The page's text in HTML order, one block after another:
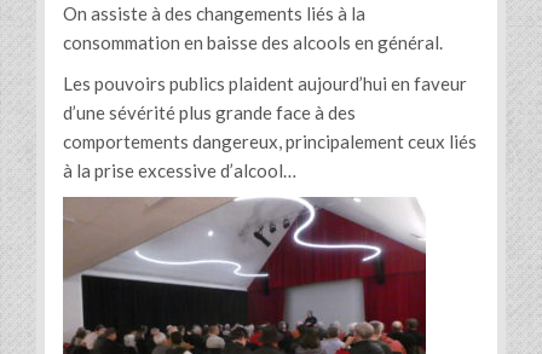
On assiste à des changements liés à la
consommation en baisse des alcools en général.
Les pouvoirs publics plaident aujourd’hui en faveur
d’une sévérité plus grande face à des
comportements dangereux, principalement ceux liés
à la prise excessive d’alcool…